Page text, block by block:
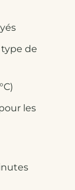
de
les